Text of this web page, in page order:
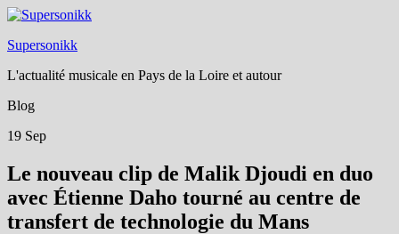
Supersonikk
L'actualité musicale en Pays de la Loire et autour
Blog
19 Sep
Le nouveau clip de Malik Djoudi en duo
avec Étienne Daho tourné au centre de
transfert de technologie du Mans